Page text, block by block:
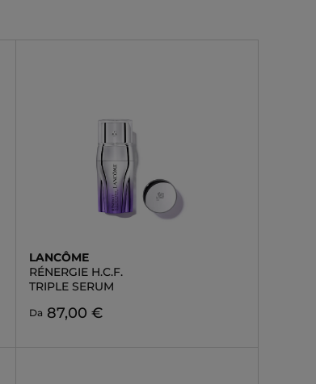
LANCÔME
RÉNERGIE H.C.F.
TRIPLE SERUM
Da 87,00 €